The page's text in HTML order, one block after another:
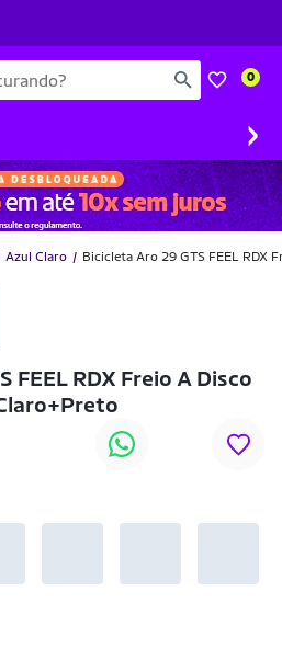
0
›
Azul Claro Bicicleta Aro 29 GTS FEEL RDX
FEEL RDX Freio A Disco
-40% OFF